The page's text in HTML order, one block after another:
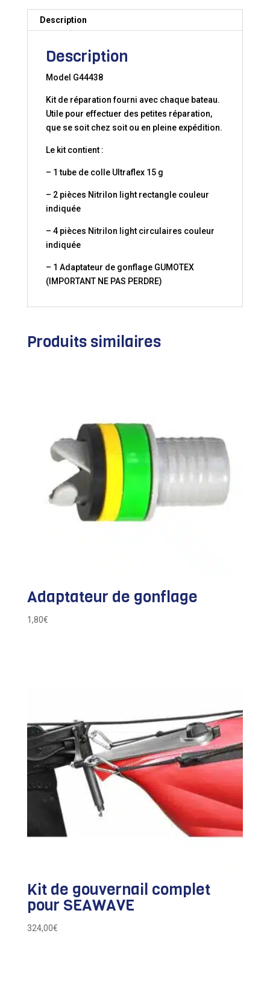
Description
Description
Model G44438
Kit de réparation fourni avec chaque bateau.
Utile pour effectuer des petites réparation,
que se soit chez soit ou en pleine expédition.
Le kit contient :
– 1 tube de colle Ultraflex 15 g
– 2 pièces Nitrilon light rectangle couleur
indiquée
– 4 pièces Nitrilon light circulaires couleur
indiquée
– 1 Adaptateur de gonflage GUMOTEX
(IMPORTANT NE PAS PERDRE)
Produits similaires
Adaptateur de gonflage
1,80€
Kit de gouvernail complet
pour SEAWAVE
324,00€